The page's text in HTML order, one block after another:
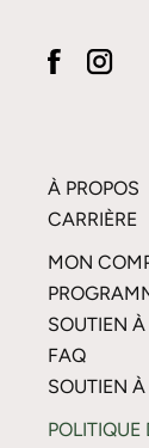
À PROPOS
CARRIÈRE
MON
SOUTIEN
FAQ
SOUTIEN
POLITIQUE